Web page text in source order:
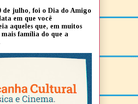
de julho, foi o Dia do Amigo
em que você
aqueles que, em muitos
mais família do que a